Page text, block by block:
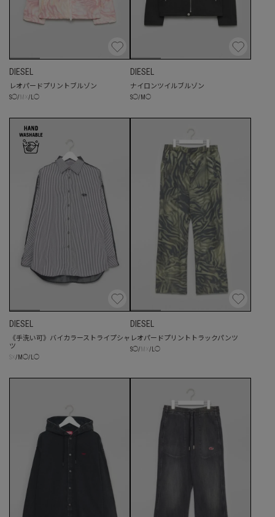
DIESEL
レオパードプリントブルゾン
S◯/ / ◯
DIESEL
ナイロンツイルブルゾン
S◯/ M ◯
DIESEL
《手洗い可》バイカラーストライプシャ
ツ
/ M ◯/ ◯
DIESEL
レオパードプリントトラックパンツ
S◯/ / ◯